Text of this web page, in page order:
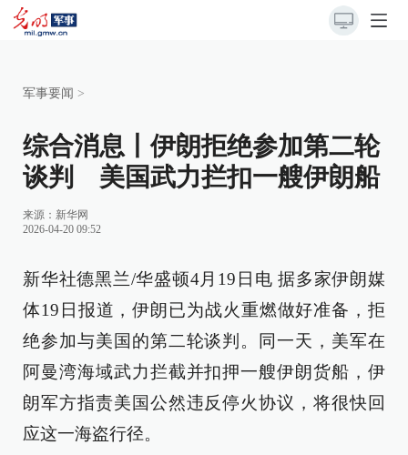
军事要闻 >
综合消息丨伊朗拒绝参加第二轮
谈判 美国武力拦扣一艘伊朗船
来源： 新华网
2026-04-20 09:52
新华社德黑兰/华盛顿4月19日电 据多家伊朗媒
体19日报道，伊朗已为战火重燃做好准备，拒
绝参加与美国的第二轮谈判。同一天，美军在
阿曼湾海域武力拦截并扣押一艘伊朗货船，伊
朗军方指责美国公然违反停火协议，将很快回
应这一海盗行径。